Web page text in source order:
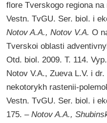
flore Tverskogo regiona
Vestn. TvGU. Ser. biol. i
Notov A.A., Notov V.A.O
Tverskoi oblasti
Otd. biol. 2009. T. 114.
Notov V.A., Zueva L.V. i
nekotorykh rastenii-
Vestn. TvGU. Ser. biol. i
175. –Notov A.A.,